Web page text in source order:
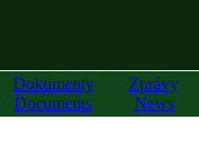
Dokumenty
Documents
Zprávy
News